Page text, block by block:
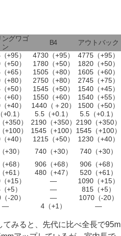
ングワゴ
ン
B4
アウトバック
+95） 4730（+95）
4775（+95）
+50） 1780（+50）
1820（+50）
+65） 1505（+80）
1605（+60）
+80） 2750（+80）
2745（+75）
+50） 1545（+50）
1540（+45）
+60） 1550（+60）
1540（+55）
+40） 1440（＋20）
1500（+50）
+0.1） 5.5（+0.1）
5.5（+0.1）
+350） 2190（+350） 2190（+350）
+100） 1545（+100） 1545（+100）
+40） 1215（+50）
1230（+40）
+30） 740（+30）
740（+30）
+68） 906（+68）
906（+68）
+61） 480（+47）
520（+61）
+15） ―
1090（+15）
+5） ―
815（+5）
-20） ―
1070（-20）
― 4（+1） ―
みると、先代に比べ全長で95m